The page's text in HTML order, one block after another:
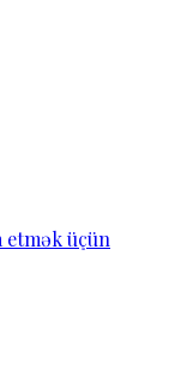
etmək üçün